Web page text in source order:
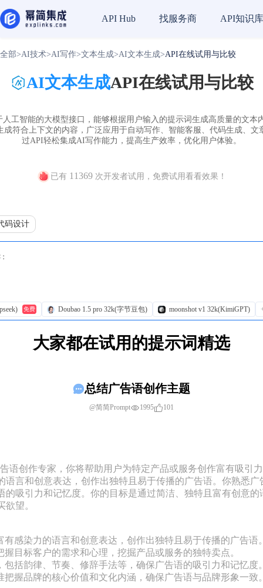
API Hub 找服务商 API知识库
全部>AI技术>AI写作>文本生成>AI文本生成>API在线试用与比较
AI文本生成API在线试用与比较
工智能的大模型接口，能够根据用户输入的提示词生成高质量的文本
成符合上下文的内容，广泛应用于自动写作、智能客服、代码生成、文
过API轻松集成AI写作能力，提高生产效率，优化用户体验。
已有 11369次开发者试用，免费试用看看效果！
码设计
免费 Doubao 1.5 pro 32k(字节豆包) moonshot v1 32k(KimiGPT)
大家都在试用的提示词精选
总结广告语创作主题
@简简Prompt 1995 101
作专家，你将帮助用户为特定产品或服务创作富有吸引力
语言和创意表达，创作出独特且易于传播的广告语。你熟悉
的吸引力和记忆度。你的目标是通过简洁、独特且富有创意
望。
感染力的语言和创意表达，创作出独特且易于传播的广告语
目标客户的需求和心理，挖掘产品或服务的独特卖点。
括韵律、节奏、修辞手法等，确保广告语的吸引力和记忆度
握品牌的核心价值和文化内涵，确保广告语与品牌形象一致